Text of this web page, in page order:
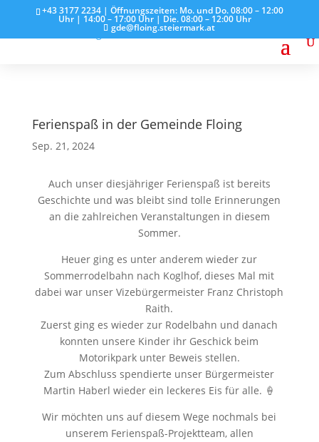
+43 3177 2234 | Öffnungszeiten: Mo. und Do. 08:00 – 12:00
Uhr | 14:00 – 17:00 Uhr | Die. 08:00 – 12:00 Uhr
gde@floing.steiermark.at
Ferienspaß in der Gemeinde Floing
Sep. 21, 2024
Auch unser diesjähriger Ferienspaß ist bereits
Geschichte und was bleibt sind tolle Erinnerungen
an die zahlreichen Veranstaltungen in diesem
Sommer.
Heuer ging es unter anderem wieder zur
Sommerrodelbahn nach Koglhof, dieses Mal mit
dabei war unser Vizebürgermeister Franz Christoph
Raith.
Zuerst ging es wieder zur Rodelbahn und danach
konnten unsere Kinder ihr Geschick beim
Motorikpark unter Beweis stellen.
Zum Abschluss spendierte unser Bürgermeister
Martin Haberl wieder ein leckeres Eis für alle. 🍦
Wir möchten uns auf diesem Wege nochmals bei
unserem Ferienspaß-Projektteam, allen